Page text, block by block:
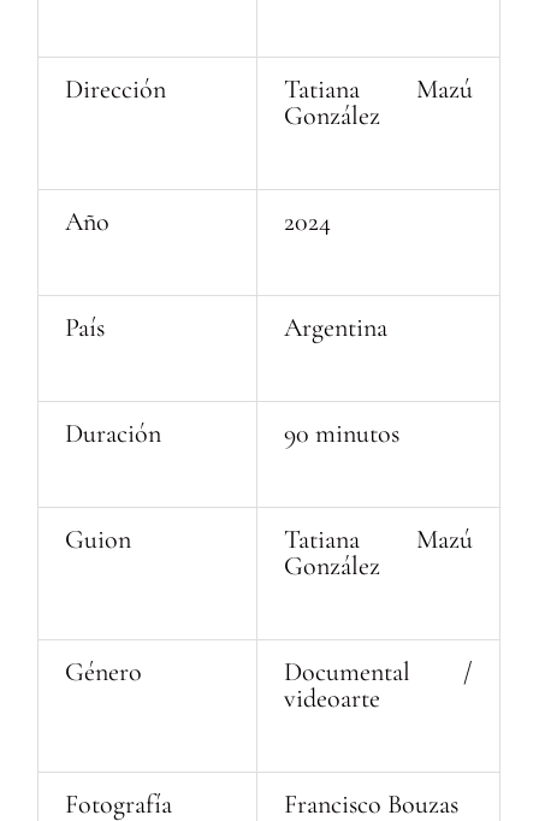
Dirección
Tatiana Mazú
González
Año 2024
País Argentina
Duración 90 minutos
Guion
Tatiana Mazú
González
Género
Documental /
videoarte
Fotografía Francisco Bouzas